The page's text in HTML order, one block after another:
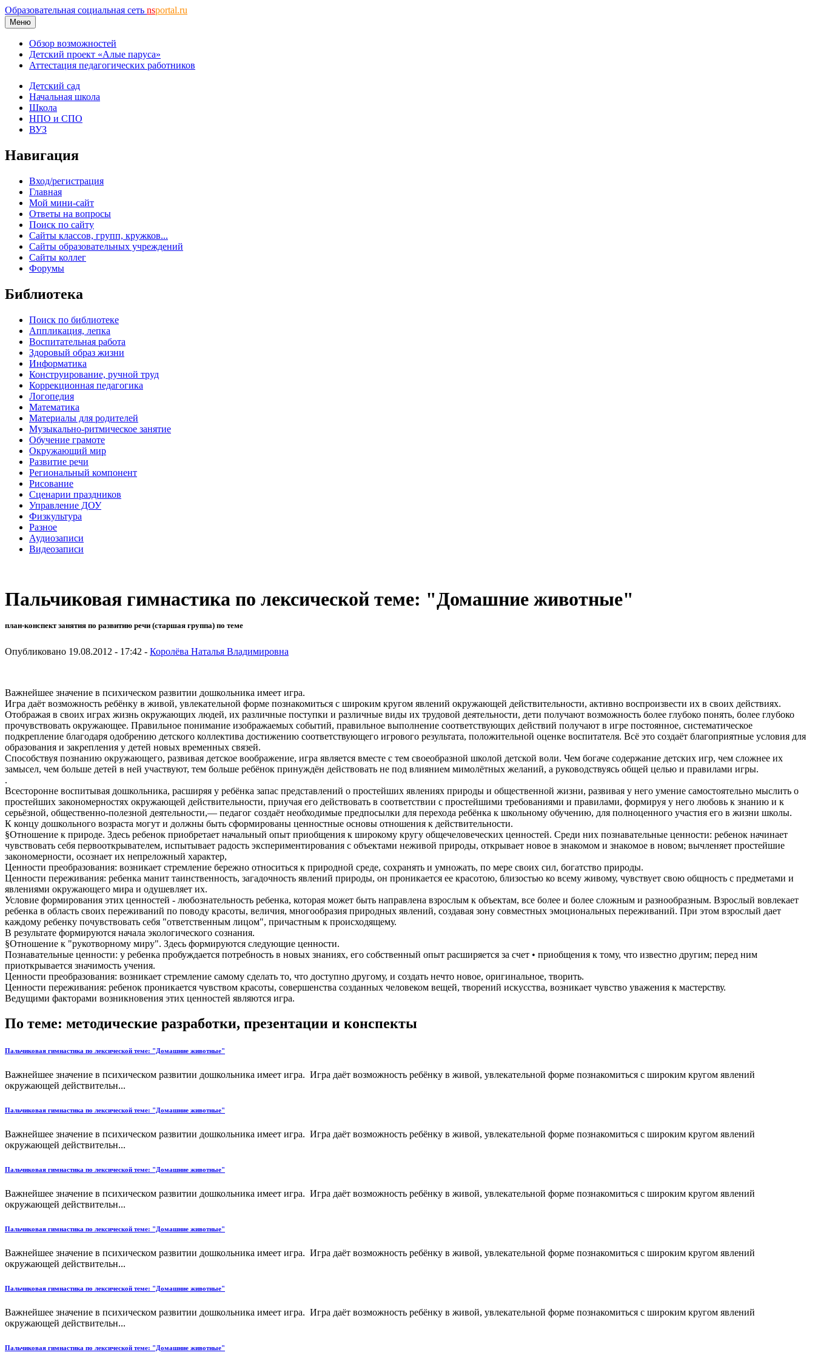
Образовательная социальная сеть nsportal.ru
Меню
Обзор возможностей
Детский проект «Алые паруса»
Аттестация педагогических работников
Детский сад
Начальная школа
Школа
НПО и СПО
ВУЗ
Навигация
Вход/регистрация
Главная
Мой мини-сайт
Ответы на вопросы
Поиск по сайту
Сайты классов, групп, кружков...
Сайты образовательных учреждений
Сайты коллег
Форумы
Библиотека
Поиск по библиотеке
Аппликация, лепка
Воспитательная работа
Здоровый образ жизни
Информатика
Конструирование, ручной труд
Коррекционная педагогика
Логопедия
Математика
Материалы для родителей
Музыкально-ритмическое занятие
Обучение грамоте
Окружающий мир
Развитие речи
Региональный компонент
Рисование
Сценарии праздников
Управление ДОУ
Физкультура
Разное
Аудиозаписи
Видеозаписи
Пальчиковая гимнастика по лексической теме: "Домашние животные"
план-конспект занятия по развитию речи (старшая группа) по теме
Опубликовано 19.08.2012 - 17:42 - Королёва Наталья Владимировна
Важнейшее значение в психическом развитии дошкольника имеет игра.
Игра даёт возможность ребёнку в живой, увлекательной форме познакомиться с широким кругом явлений окружающей действительности, активно воспроизвести их в своих действиях.
Отображая в своих играх жизнь окружающих людей, их различные поступки и различные виды их трудовой деятельности, дети получают возможность более глубоко понять, более глубоко
прочувствовать окружающее. Правильное понимание изображаемых событий, правильное выполнение соответствующих действий получают в игре постоянное, систематическое
подкрепление благодаря одобрению детского коллектива достижению соответствующего игрового результата, положительной оценке воспитателя. Всё это создаёт благоприятные условия для
образования и закрепления у детей новых временных связей.
Способствуя познанию окружающего, развивая детское воображение, игра является вместе с тем своеобразной школой детской воли. Чем богаче содержание детских игр, чем сложнее их
замысел, чем больше детей в ней участвуют, тем больше ребёнок принуждён действовать не под влиянием мимолётных желаний, а руководствуясь общей целью и правилами игры.
.
Всесторонне воспитывая дошкольника, расширяя у ребёнка запас представлений о простейших явлениях природы и общественной жизни, развивая у него умение самостоятельно мыслить о
простейших закономерностях окружающей действительности, приучая его действовать в соответствии с простейшими требованиями и правилами, формируя у него любовь к знанию и к
серьёзной, общественно-полезной деятельности,— педагог создаёт необходимые предпосылки для перехода ребёнка к школьному обучению, для полноценного участия его в жизни школы.
К концу дошкольного возраста могут и должны быть сформированы ценностные основы отношения к действительности.
§Отношение к природе. Здесь ребенок приобретает начальный опыт приобщения к широкому кругу общечеловеческих ценностей. Среди них познавательные ценности: ребенок начинает
чувствовать себя первооткрывателем, испытывает радость экспериментирования с объектами неживой природы, открывает новое в знакомом и знакомое в новом; вычленяет простейшие
закономерности, осознает их непреложный характер,
Ценности преобразования: возникает стремление бережно относиться к природной среде, сохранять и умножать, по мере своих сил, богатство природы.
Ценности переживания: ребенка манит таинственность, загадочность явлений природы, он проникается ее красотою, близостью ко всему живому, чувствует свою общность с предметами и
явлениями окружающего мира и одушевляет их.
Условие формирования этих ценностей - любознательность ребенка, которая может быть направлена взрослым к объектам, все более и более сложным и разнообразным. Взрослый вовлекает
ребенка в область своих переживаний по поводу красоты, величия, многообразия природных явлений, создавая зону совместных эмоциональных переживаний. При этом взрослый дает
каждому ребенку почувствовать себя "ответственным лицом", причастным к происходящему.
В результате формируются начала экологического сознания.
§Отношение к "рукотворному миру". Здесь формируются следующие ценности.
Познавательные ценности: у ребенка пробуждается потребность в новых знаниях, его собственный опыт расширяется за счет • приобщения к тому, что известно другим; перед ним
приоткрывается значимость учения.
Ценности преобразования: возникает стремление самому сделать то, что доступно другому, и создать нечто новое, оригинальное, творить.
Ценности переживания: ребенок проникается чувством красоты, совершенства созданных человеком вещей, творений искусства, возникает чувство уважения к мастерству.
Ведущими факторами возникновения этих ценностей являются игра.
По теме: методические разработки, презентации и конспекты
Пальчиковая гимнастика по лексической теме: "Домашние животные"
Важнейшее значение в психическом развитии дошкольника имеет игра. Игра даёт возможность ребёнку в живой, увлекательной форме познакомиться с широким кругом явлений
окружающей действительн...
Пальчиковая гимнастика по лексической теме: "Домашние животные"
Важнейшее значение в психическом развитии дошкольника имеет игра. Игра даёт возможность ребёнку в живой, увлекательной форме познакомиться с широким кругом явлений
окружающей действительн...
Пальчиковая гимнастика по лексической теме: "Домашние животные"
Важнейшее значение в психическом развитии дошкольника имеет игра. Игра даёт возможность ребёнку в живой, увлекательной форме познакомиться с широким кругом явлений
окружающей действительн...
Пальчиковая гимнастика по лексической теме: "Домашние животные"
Важнейшее значение в психическом развитии дошкольника имеет игра. Игра даёт возможность ребёнку в живой, увлекательной форме познакомиться с широким кругом явлений
окружающей действительн...
Пальчиковая гимнастика по лексической теме: "Домашние животные"
Важнейшее значение в психическом развитии дошкольника имеет игра. Игра даёт возможность ребёнку в живой, увлекательной форме познакомиться с широким кругом явлений
окружающей действительн...
Пальчиковая гимнастика по лексической теме: "Домашние животные"